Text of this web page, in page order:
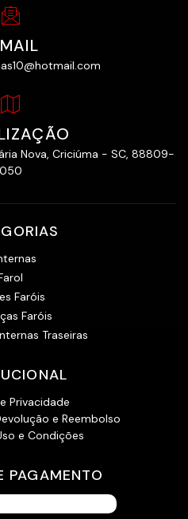
Nova, Criciúma - SC, 88809-
050
Faróis
Faróis
Traseiras
Privacidade
e Reembolso
e Condições
PAGAMENTO